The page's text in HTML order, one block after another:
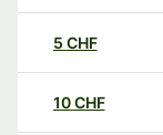
5 CHF
10CHF